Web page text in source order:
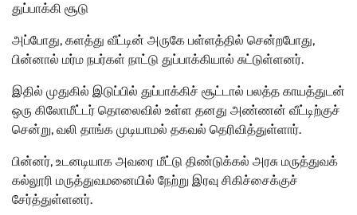
துப்பாக்கி சூடு
அப்போது, களத்து வீட்டின் அருகே பள்ளத்தில் சென்றபோது,
பின்னால் மர்ம நபர்கள் நாட்டு துப்பாக்கியால் சுட்டுள்ளனர்.
இதில் முதுகில் இடுப்பில் துப்பாக்கிச் சூட்டால் பலத்த காயத்துடன்
ஒரு கிலோமீட்டர் தொலைவில் உள்ள தனது அண்ணன் வீட்டிற்குச்
சென்று, வலி தாங்க முடியாமல் தகவல் தெரிவித்துள்ளார்.
பின்னர், உடனடியாக அவரை மீட்டு திண்டுக்கல் அரசு மருத்துவக்
கல்லூரி மருத்துவமனையில் நேற்று இரவு சிகிச்சைக்குச்
சேர்த்துள்ளனர்.